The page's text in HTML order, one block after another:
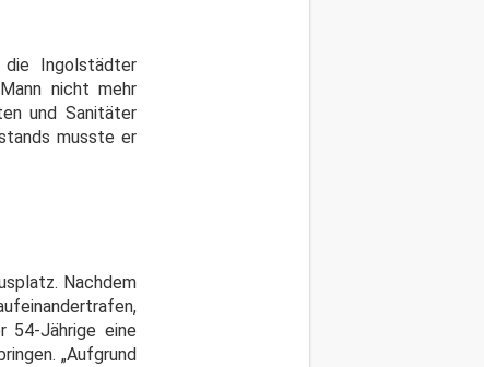
Ingolstädter
nicht mehr
und Sanitäter
musste er
Nachdem
54-Jährige eine
„Aufgrund